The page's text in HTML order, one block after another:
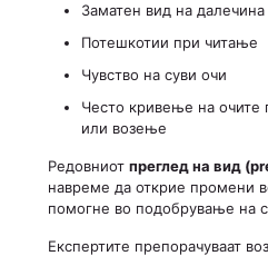
Заматен вид на далечина
Потешкотии при читање
Чувство на суви очи
Често кривење на очите
или возење
Редовниот преглед на вид
навреме да открие промени
помогне во подобрување на
Експертите препорачуваат